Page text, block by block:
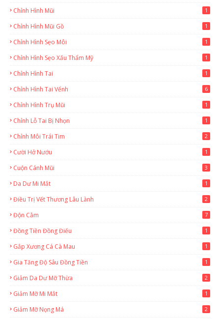
Chỉnh Hình Mũi 1
Chỉnh Hình Mũi Gồ 1
Chỉnh Hình Sẹo Môi 1
Chỉnh Hình Sẹo Xấu Thẩm Mỹ 1
Chỉnh Hình Tai 1
Chỉnh Hình Tai Vểnh 6
Chỉnh Hình Trụ Mũi 1
Chỉnh Lỗ Tai Bị Nhọn 1
Chỉnh Môi Trái Tim 2
Cười Hở Nướu 1
Cuộn Cánh Mũi 3
Da Dư Mi Mắt 1
Điều Trị Vết Thương Lâu Lành 2
Độn Cằm 7
Đồng Tiền Đồng Điếu 1
Gắp Xương Cá Cà Mau 1
Gia Tăng Độ Sâu Đồng Tiền 1
Giảm Da Dư Mỡ Thừa 2
Giảm Mỡ Mi Mắt 1
Giảm Mỡ Nọng Má 2